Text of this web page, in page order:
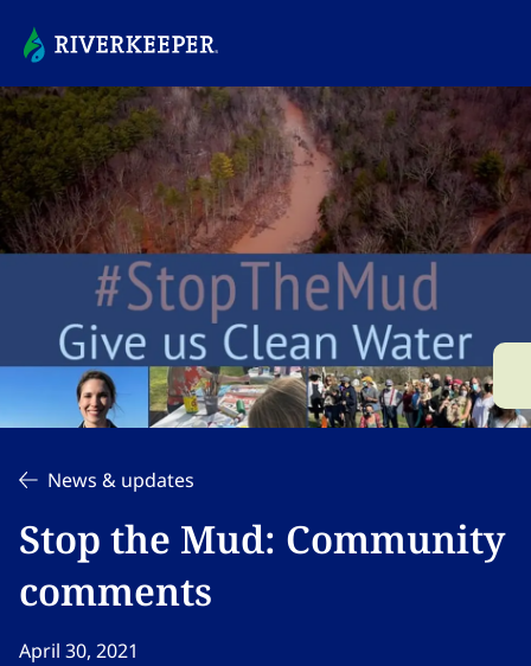
News & updates
Stop the Mud: Community
comments​​​​‌ ‍ ​‍​‍‌‍ ‌ ​‍‌‍‍‌‌‍‌ ‌‍‍‌‌‍ ‍​‍​‍​ ‍‍​‍​‍‌ ​ ‌‍​‌‌‍ ‍‌‍‍‌‌ ‌​‌ ‍‌​‍ ‍‌‍‍‌‌‍ ​‍​‍​‍ ​​‍​‍‌‍‍​‌ ​‍‌‍‌‌‌‍‌‍​‍​‍​ ‍‍​‍​‍‌‍‍​‌ ‌​‌ ‌​‌ ​​‌ ​ ​ ‍‍​‍ ​‍ ‌‍​ ‌‍ ‌‌ ​ ​‍ ‍‌‍ ‌‌‍​‌‌‍‍‌‌‍ ‍​‍ ‍​ ​‍​ ​​​ ​‍​ ‌​‌ ​‍‌‍‌‌‌‍‌​‌‍‌‌‌ ​ ‌‍‍‌‌‍‌ ‌‍ ‍​‍ ‍‌ ​‍‌‍‍‌‌ ‌‍‌‍‌‌‌ ​‍‌‍‍ ‌‍‌‌‌‍‌‌‌ ​​‌‍‌‌‌ ​‍​‍ ‍‌‍ ‌ ​‍‌‍‌ ​‍ ‌‍‍‌‌‍ ‍‌ ‌​‌‍‌‌‌‍ ‍‌ ‌​​‍ ‌‍‌‌‌‍‌​‌‍‍‌‌ ‌​​‍ ‌‍ ‌‌‍ ‌‍‌​‌‍‌‌​ ‌‌ ​​‌ ​‍‌‍‌‌‌ ​ ‌‍‌‌‌‍ ‍‌ ‌​‌‍​‌‌ ‌​‌‍‍‌‌‍ ‌‍ ‍​ ‍ ‌‍‍‌‌‍‌​​ ‌​ ‌ ​ ​‌​ ​‌​ ​‌​ ​ ‌‍​‌​ ​​​ ​ ​‍ ‌​ ​‌​ ‌​​ ‌‌‌‍​ ​‍ ‌​ ‌​‌‍​‍​ ‌‌​ ‌ ​‍ ‌‌‍​‍​ ​​​ ‌‍‌‍​ ​‍ ‌​ ​​​ ‌ ​ ‌‌​ ​​​ ‍‌​ ​ ​ ​‍‌‍‌‍​ ​​​ ‍‌​ ​‌‌‍​‌​ ‍ ‌ ‌​‌ ‍‌‌ ​​‌‍‌‌​ ‌‌‍​‌‌ ​‍‌ ‌​‌‍‍‌‌‍​ ‌‍ ​‌‍‌‌​ ‍ ‌ ​​‌‍​‌‌ ‌​‌‍‍​​ ‌‌ ‌​‌‍‍‌‌ ‌​‌‍ ​‌‍‌‌​ ‌‍​‍‌‍​‌‌ ​ ‌‍‌‌‌‌‌‌‌ ​‍‌‍ ​​ ‌‌‍‍​‌ ‌​‌ ‌​‌ ​​‌ ​ ​‍‌‌​ ​ ‌​​‌​‍‌‌​ ​‍‌​‌‍​‍‌‌​ ​‍‌​‌‍‌‍​ ‌‍ ‌‌ ​ ​‍ ‍‌‍ ‌‌‍​‌‌‍‍‌‌‍ ‍​‍ ‍​ ​‍​ ​​​ ​‍​ ‌​‌ ​‍‌‍‌‌‌‍‌​‌‍‌‌‌ ​ ‌‍‍‌‌‍‌ ‌‍ ‍​‍ ‍‌ ​‍‌‍‍‌‌ ‌‍‌‍‌‌‌ ​‍‌‍‍ ‌‍‌‌‌‍‌‌‌ ​​‌‍‌‌‌ ​‍​‍ ‍‌‍ ‌ ​‍‌‍‌ ​‍‌‍‌‍‍‌‌‍‌​​ ‌​ ‌ ​ ​‌​ ​‌​ ​‌​ ​ ‌‍​‌​ ​​​ ​ ​‍ ‌​ ​‌​ ‌​​ ‌‌‌‍​ ​‍ ‌​ ‌​‌‍​‍​ ‌‌​ ‌ ​‍ ‌‌‍​‍​ ​​​ ‌‍‌‍​ ​‍ ‌​ ​​​ ‌ ​ ‌‌​ ​​​ ‍‌​ ​ ​ ​‍‌‍‌‍​ ​​​ ‍‌​ ​‌‌‍​‌​‍‌‍‌ ‌​‌ ‍‌‌ ​​‌‍‌‌​ ‌‌‍​‌‌ ​‍‌ ‌​‌‍‍‌‌‍​ ‌‍ ​‌‍‌‌​‍‌‍‌ ​​‌‍​‌‌ ‌​‌‍‍​​ ‌‌ ‌​‌‍‍‌‌ ‌​‌‍ ​‌‍‌‌​‍‌‍‌ ​​‌‍‌‌‌ ​‍‌ ​ ‌ ​​‌‍‌‌‌‍​ ‌ ‌​‌‍‍‌‌ ‌‍‌‍‌‌​ ‌‌ ​​‌ ‌‌‌‍​‍‌‍ ​‌‍‍‌‌ ​ ‌‍‍​‌‍‌‌‌‍‌​​‍​‍‌ ‌
April 30, 2021